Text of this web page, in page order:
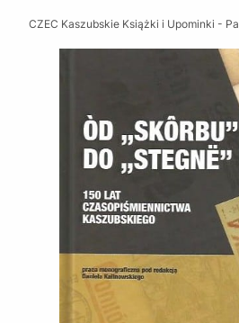
CZEC Kaszubskie Książki i Upominki -